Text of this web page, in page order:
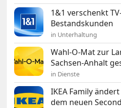
1&1 verschenkt
Bestandskunden
in Unterhaltung
Wahl-O-Mat zur
Sachsen-Anhalt
in Dienste
IKEA Family
dem neuen